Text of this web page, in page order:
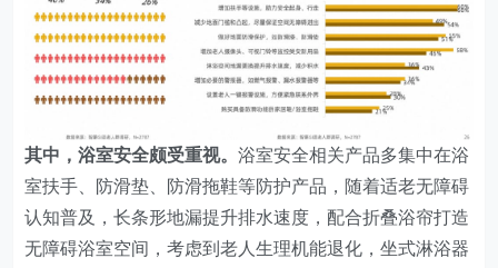
其中，浴室安全颇受重视。浴室安全相关产品多集中在浴
室扶手、防滑垫、防滑拖鞋等防护产品，随着适老无障碍
认知普及，长条形地漏提升排水速度，配合折叠浴帘打造
无障碍浴室空间，考虑到老人生理机能退化，坐式淋浴器